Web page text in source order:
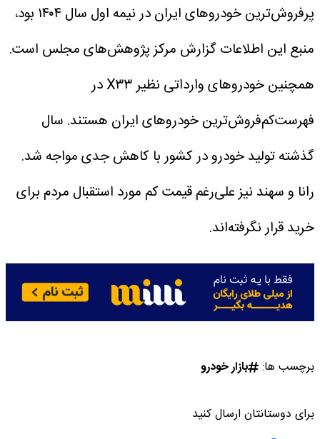
پرفروش‌ترین خودرو‌های ایران در نیمه اول سال ۱۴۰۴ بود،
منبع این اطلاعات گزارش مرکز پژوهش‌های مجلس است.
همچنین خودرو‌های وارداتی نظیر X۳۳ در
فهرست‌کم‌فروش‌ترین خودرو‌های ایران هستند. سال
گذشته تولید خودرو در کشور با کاهش جدی مواجه شد.
رانا و سهند نیز علی‌رغم قیمت کم مورد استقبال مردم برای
خرید قرار نگرفته‌اند.
برچسب ها: بازار خودرو
برای دوستانتان ارسال کنید